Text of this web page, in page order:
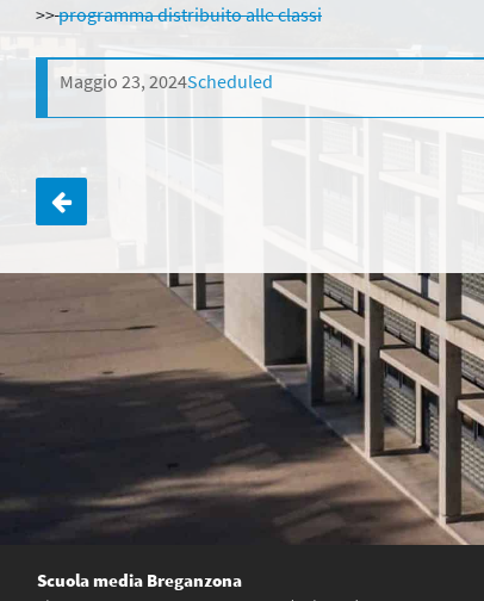
>>programma distribuito alle classi
Maggio 23, 2024Scheduled
Navigazione
articoli
Scuola media Breganzona